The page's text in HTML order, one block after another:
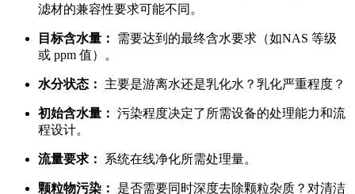
滤材的兼容性要求可能不同。
目标含水量：
需要达到的最终含水要求（如NAS 等级
或 ppm 值）。
水分状态： 主要是游离水还是乳化水？乳化严重程度？
初始含水量： 污染程度决定了所需设备的处理能力和流
程设计。
流量要求： 系统在线净化所需处理量。
颗粒物污染： 是否需要同时深度去除颗粒杂质？对清洁